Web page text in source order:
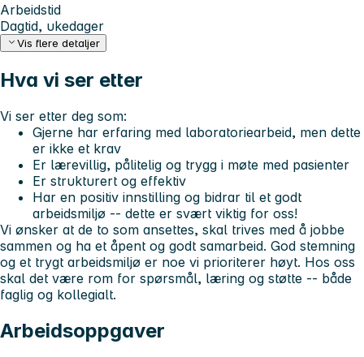
Arbeidstid
Dagtid, ukedager
Vis flere detaljer
Hva vi ser etter
Vi ser etter deg som:
Gjerne har erfaring med laboratoriearbeid, men dette
er ikke et krav
Er lærevillig, pålitelig og trygg i møte med pasienter
Er strukturert og effektiv
Har en positiv innstilling og bidrar til et godt
arbeidsmiljø -- dette er svært viktig for oss!
Vi ønsker at de to som ansettes, skal trives med å jobbe
sammen og ha et åpent og godt samarbeid. God stemning
og et trygt arbeidsmiljø er noe vi prioriterer høyt. Hos oss
skal det være rom for spørsmål, læring og støtte -- både
faglig og kollegialt.
Arbeidsoppgaver